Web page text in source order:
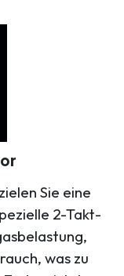
Sie eine
2-Takt-
was zu